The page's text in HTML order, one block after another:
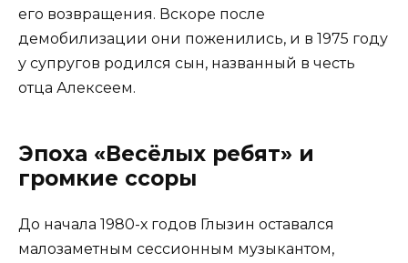
его возвращения. Вскоре после
демобилизации они поженились, и в 1975 году
у супругов родился сын, названный в честь
отца Алексеем.
Эпоха «Весёлых ребят» и
громкие ссоры
До начала 1980-х годов Глызин оставался
малозаметным сессионным музыкантом,